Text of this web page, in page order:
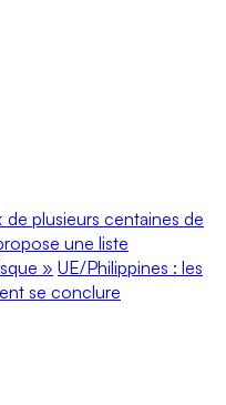
plusieurs centaines de
une liste
» UE/Philippines : les
se conclure